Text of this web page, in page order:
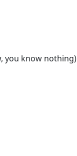
you know nothing)